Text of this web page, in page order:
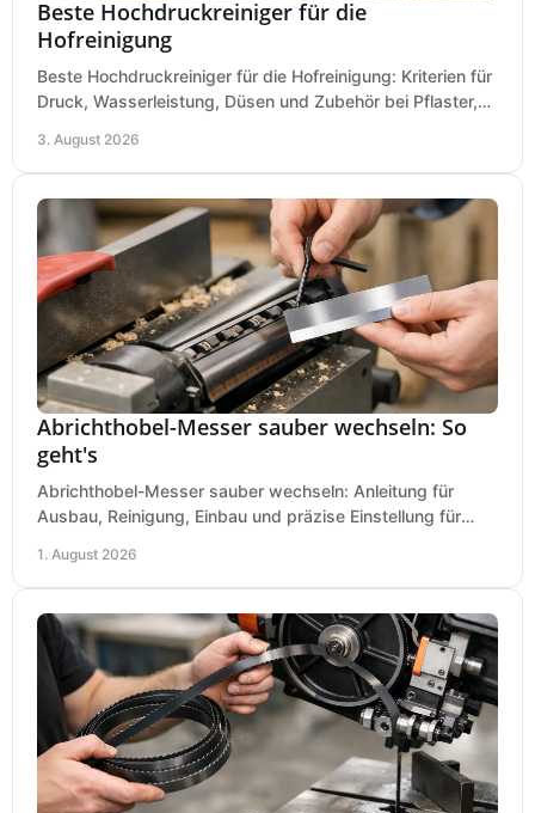
Beste Hochdruckreiniger für die
Hofreinigung
Beste Hochdruckreiniger für die Hofreinigung: Kriterien für
Druck, Wasserleistung, Düsen und Zubehör bei Pflaster,
3. August 2026
Abrichthobel-Messer sauber wechseln: So
geht's
Abrichthobel-Messer sauber wechseln: Anleitung für
Ausbau, Reinigung, Einbau und präzise Einstellung für
1. August 2026